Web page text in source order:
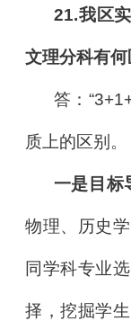
21.我区
文理分科有何
答：
质上的区别。
一是目标
物理、历史
同学科专业
择，挖掘学